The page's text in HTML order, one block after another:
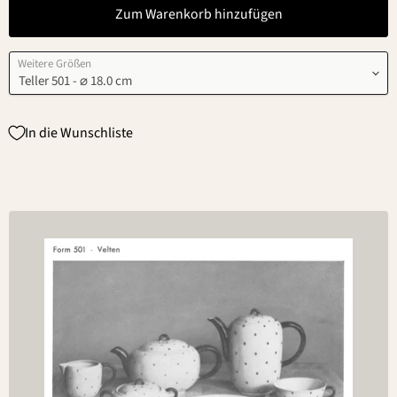
Zum Warenkorb hinzufügen
Weitere Größen
In die Wunschliste